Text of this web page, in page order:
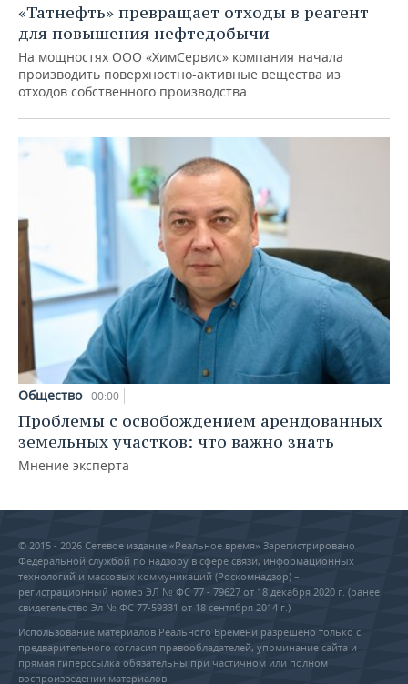
«Татнефть» превращает отходы в реагент
для повышения нефтедобычи
На мощностях ООО «ХимСервис» компания начала
производить поверхностно-активные вещества из
отходов собственного производства
Общество 00:00
Проблемы с освобождением арендованных
земельных участков: что важно знать
Мнение эксперта
© 2015 - 2026 Сетевое издание «Реальное время» Зарегистрировано
Федеральной службой по надзору в сфере связи, информационных
технологий и массовых коммуникаций (Роскомнадзор) –
регистрационный номер ЭЛ № ФС 77 - 79627 от 18 декабря 2020 г. (ранее
свидетельство Эл № ФС 77-59331 от 18 сентября 2014 г.)
Использование материалов Реального Времени разрешено только с
предварительного согласия правообладателей, упоминание сайта и
прямая гиперссылка обязательны при частичном или полном
воспроизведении материалов.